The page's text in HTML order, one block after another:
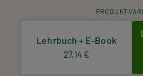
Lehrbuch + E-Book
27,14 €